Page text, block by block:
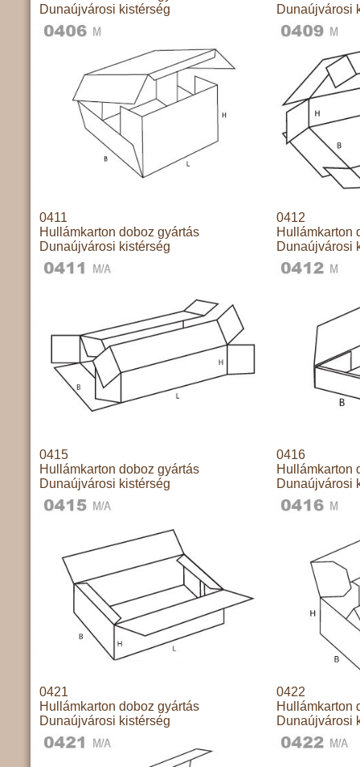
Dunaújvárosi kistérség
Dunaújvárosi
0411
Hullámkarton doboz gyártás
Dunaújvárosi kistérség
0412
Hullámkarton
Dunaújvárosi
0415
Hullámkarton doboz gyártás
Dunaújvárosi kistérség
0416
Hullámkarton
Dunaújvárosi
0421
Hullámkarton doboz gyártás
Dunaújvárosi kistérség
0422
Hullámkarton
Dunaújvárosi